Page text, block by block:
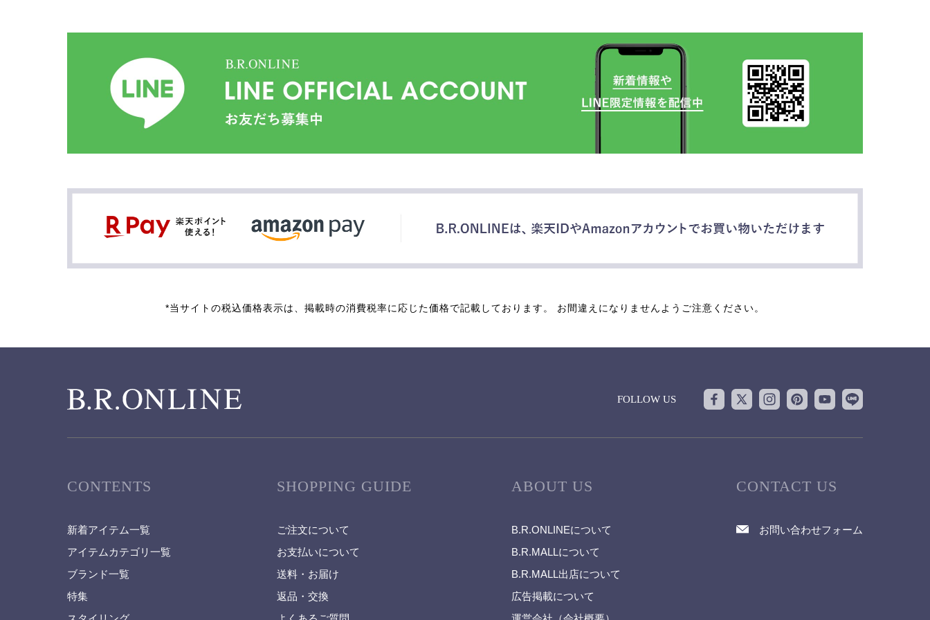
*当サイトの税込価格表示は、掲載時の消費税率に応じた価格で記載しております。 お間違えになりませんようご注意ください。
FOLLOW US
CONTENTS
新着アイテム一覧
アイテムカテゴリ一覧
ブランド一覧
特集
SHOPPING GUIDE
ご注文について
お支払いについて
送料・お届け
返品・交換
ABOUT US
B.R.ONLINEについて
B.R.MALLについて
B.R.MALL出店について
広告掲載について
CONTACT US
お問い合わせフォーム